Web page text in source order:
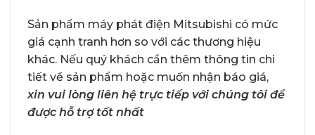
Sản phẩm máy phát điện Mitsubishi có mức
giá cạnh tranh hơn so với các thương hiệu
khác. Nếu quý khách cần thêm thông tin chi
tiết về sản phẩm hoặc muốn nhận báo giá,
xin vui lòng liên hệ trực tiếp với chúng tôi để
được hỗ trợ tốt nhất